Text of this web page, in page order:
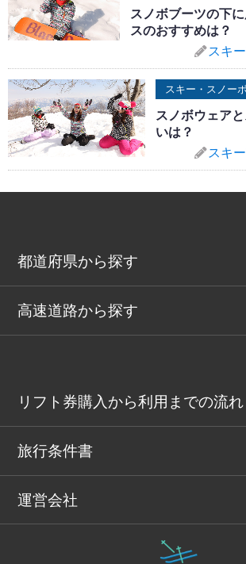
スノボブーツの下
スのおすすめは？
スキ
スキー・スノー
スノボウェア
いは？
スキ
都道府県から探す
高速道路から探す
リフト券購入から利用までの流れ
旅行条件書
運営会社